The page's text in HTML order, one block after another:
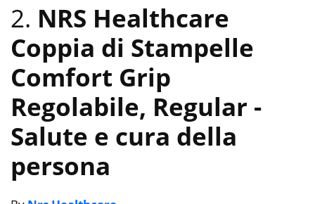
2. NRS Healthcare
Coppia di Stampelle
Comfort Grip
Regolabile, Regular -
Salute e cura della
persona